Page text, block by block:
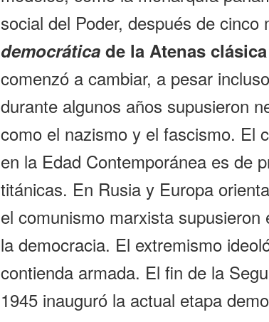
social del Poder, después de cinco
democráticade la Atenas clásica
comenzó a cambiar, a pesar
durante algunos años supusieron
como el nazismo y el fascismo. El
en la Edad Contemporánea es de
titánicas. En Rusia y Europa
el comunismo marxista
la democracia. El extremismo
contienda armada. El fin de la
1945 inauguró la actual etapa